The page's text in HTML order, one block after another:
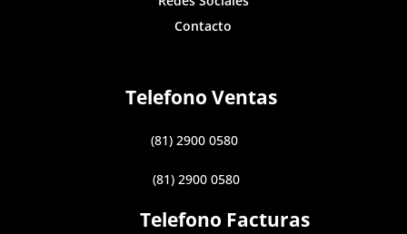
Contacto
Telefono Ventas
(81) 2900 0580
(81) 2900 0580
Telefono Facturas